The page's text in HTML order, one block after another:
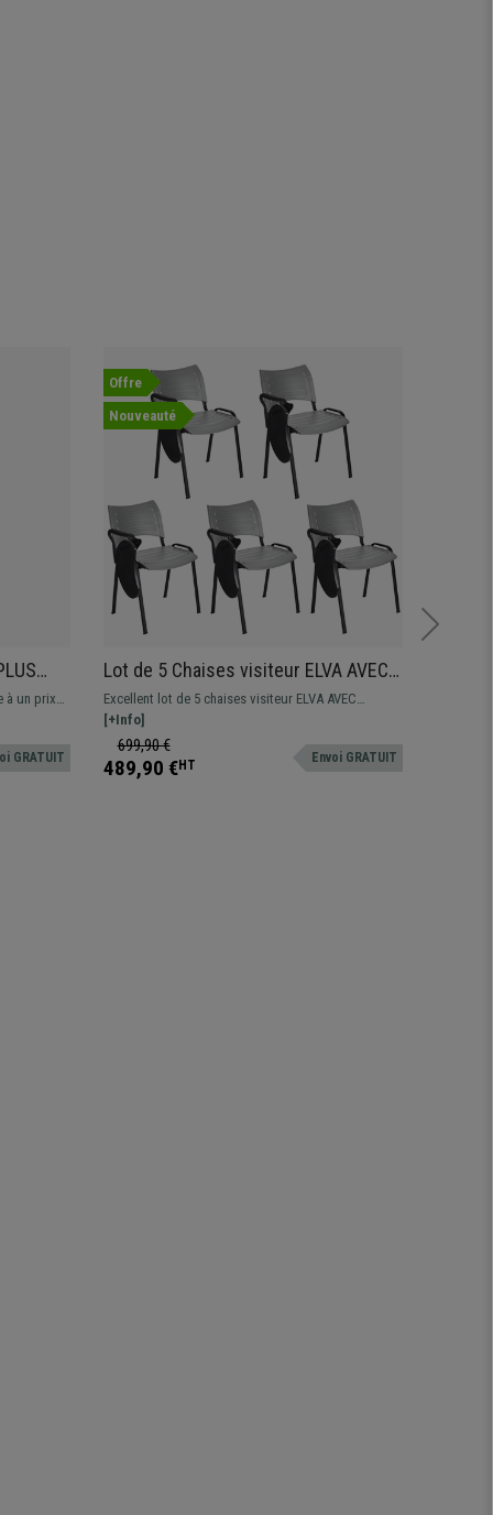
Vert
à un prix
pour
GRATUIT
Offre
Nouveauté
Lot de 5 Chaises visiteur ELVA AVEC
TABLETTE, Empilables et Pratiques,
Piétement Noir, Gris
Excellent lot de 5 chaises visiteur ELVA AVEC
TABLETTE. La chaise parfaite pour ceux qui
souhaitent un support pour pouvoir écrire, un
modèle résistant, du confort et facile à utiliser.
[+Info]
699,90 €
489,90 €HT Envoi GRATUIT